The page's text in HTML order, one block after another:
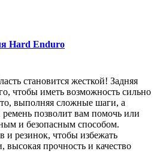
Hard Enduro
становится жесткой! Задняя
чтобы иметь возможность сильно
выполняя сложные шаги, а
позволит вам помочь или
и безопасным способом.
и резинок, чтобы избежать
высокая прочность и качество